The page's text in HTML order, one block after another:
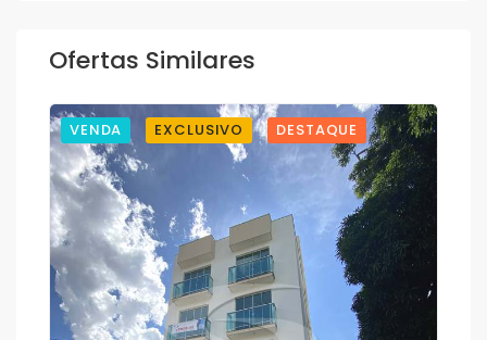
Ofertas Similares
VENDA EXCLUSIVO DESTAQUE